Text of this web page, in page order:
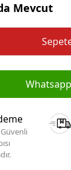
Mevcut
Whatsapp